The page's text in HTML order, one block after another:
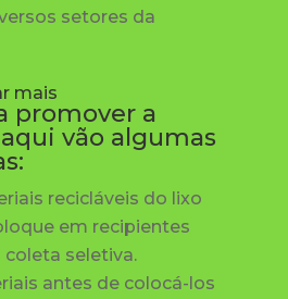
setores da
mais
promover a
vão algumas
recicláveis do lixo
em recipientes
coleta seletiva.
antes de colocá-los